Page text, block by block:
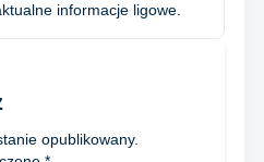
informacje ligowe.
opublikowany.